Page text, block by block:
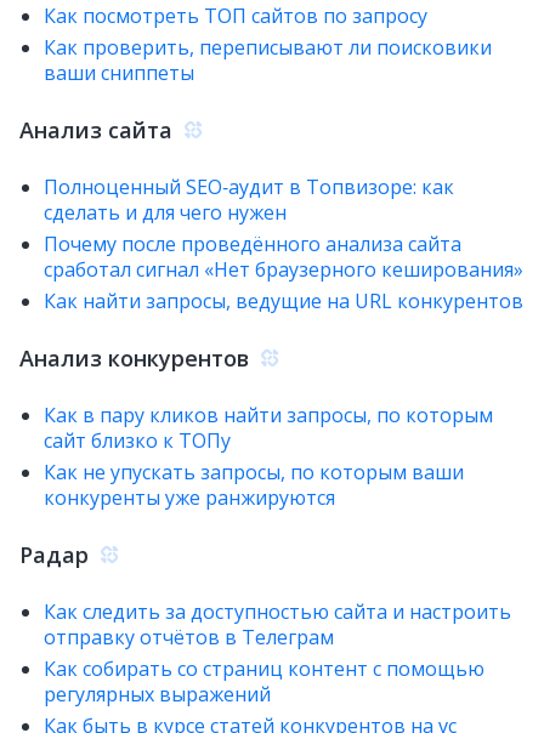
Как посмотреть ТОП сайтов по запросу
Как проверить, переписывают ли поисковики
ваши сниппеты
Анализ сайта
Полноценный SEO‑аудит в Топвизоре: как
сделать и для чего нужен
Почему после проведённого анализа сайта
сработал сигнал «Нет браузерного кеширования»
Как найти запросы, ведущие на URL конкурентов
Анализ конкурентов
Как в пару кликов найти запросы, по которым
сайт близко к ТОПу
Как не упускать запросы, по которым ваши
конкуренты уже ранжируются
Радар
Как следить за доступностью сайта и настроить
отправку отчётов в Телеграм
Как собирать со страниц контент с помощью
регулярных выражений
Как быть в курсе статей конкурентов на vc